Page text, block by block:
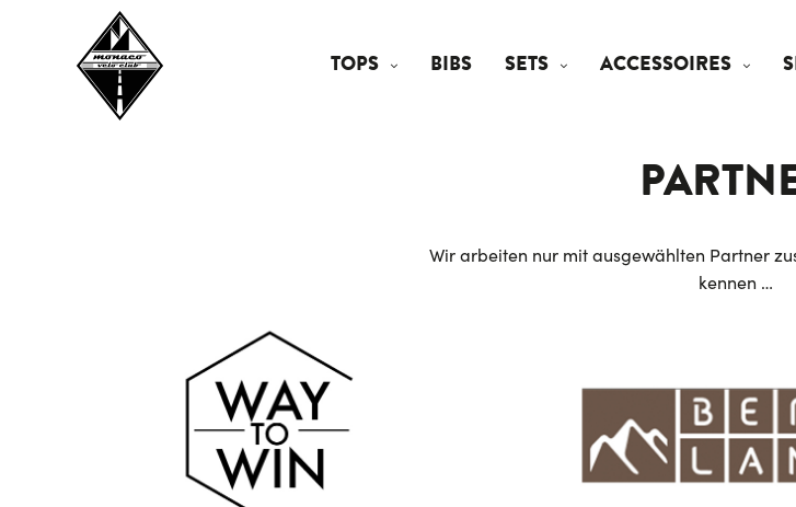
TOPS BIBS SETS ACCESSOIRES
Wir arbeiten nur mit ausgewählten Partner
kennen …